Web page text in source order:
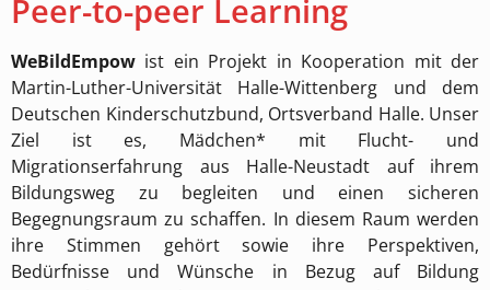
Peer-to-peer Learning
WeBildEmpow ist ein Projekt in Kooperation mit der
Martin-Luther-Universität Halle-Wittenberg und dem
Deutschen Kinderschutzbund, Ortsverband Halle. Unser
Ziel ist es, Mädchen* mit Flucht- und
Migrationserfahrung aus Halle-Neustadt auf ihrem
Bildungsweg zu begleiten und einen sicheren
Begegnungsraum zu schaffen. In diesem Raum werden
ihre Stimmen gehört sowie ihre Perspektiven,
Bedürfnisse und Wünsche in Bezug auf Bildung